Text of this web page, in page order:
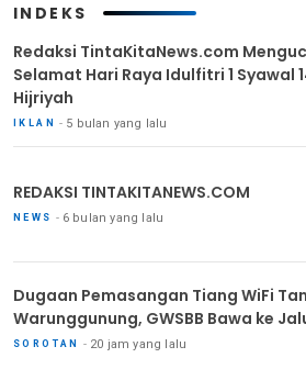
INDEKS
Redaksi TintaKitaNews.com
Selamat Hari Raya Idulfitri 1 Syawal
Hijriyah
IKLAN 5 bulan yang lalu
REDAKSI TINTAKITANEWS.COM
NEWS 6 bulan yang lalu
Dugaan Pemasangan Tiang WiFi
Warunggunung, GWSBB Bawa ke
SOROTAN 20 jam yang lalu